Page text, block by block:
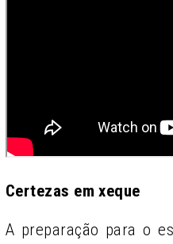
Certezas em xeque
A preparação para o